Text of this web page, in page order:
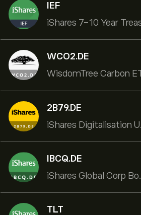
IEF
WCO2.DE
WisdomTree Carbon
2B79.DE
IBCQ.DE
iShares
TLT